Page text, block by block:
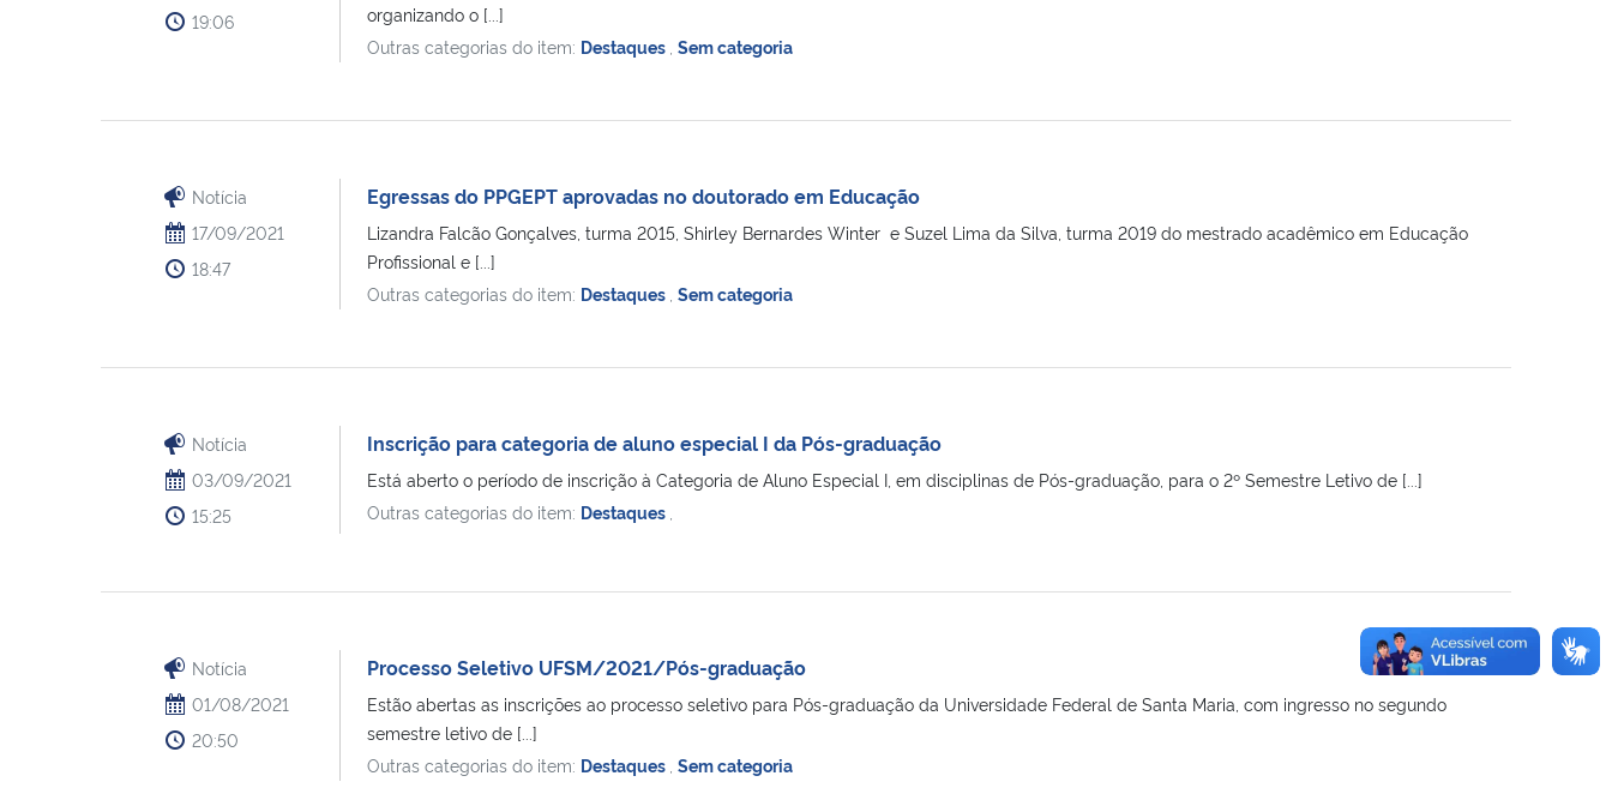
19:06
organizando o [...]
Outras categorias do item: Destaques Sem categoria
Notícia
17/09/2021
18:47
Egressas do PPGEPT aprovadas no doutorado em Educação
Lizandra Falcão Gonçalves, turma 2015, Shirley Bernardes Winter e Suzel Lima da Silva, turma 2019 do mestrado acadêmico em Educação
Profissional e [...]
Outras categorias do item: Destaques Sem categoria
Notícia
03/09/2021
15:25
Inscrição para categoria de aluno especial I da Pós-graduação
Está aberto o período de inscrição à Categoria de Aluno Especial I, em disciplinas de Pós-graduação, para o 2º Semestre Letivo de [...]
Outras categorias do item: Destaques
Notícia
01/08/2021
20:50
Processo Seletivo UFSM/2021/Pós-graduação
Estão abertas as inscrições ao processo seletivo para Pós-graduação da Universidade Federal de Santa Maria, com ingresso no segundo
semestre letivo de [...]
Outras categorias do item: Destaques Sem categoria